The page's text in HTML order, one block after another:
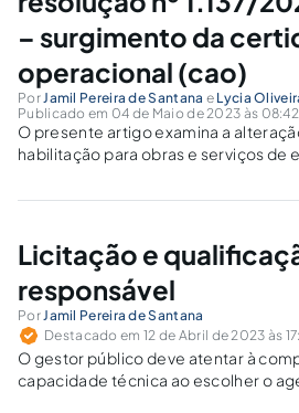
– surgimento da
operacional (cao)
PorJamil Pereira de Santana e Lycia
Publicado em 04 de Maio de 2023 às 08:42
O presente artigo examina a
habilitação para obras e serviços de
Certidão de Acervo Operacional
Licitação e
responsável
PorJamil Pereira de Santana
Destacado em 12 de Abril de 2023 às
O gestor público deve atentar à
capacidade técnica ao escolher o